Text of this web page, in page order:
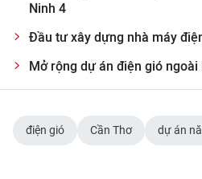
Chuyên trang TP. Hồ Chí Minh
CHUYÊN ĐỀ
CÁC CHUYÊN TRANG
Ninh 4
Đầu tư xây dựng nhà máy
Mở rộng dự án điện gió ngoài
điện gió Cần Thơ dự án